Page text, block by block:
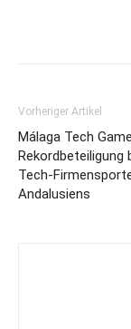
Vorheriger Artikel
Málaga Tech
Rekordbeteiligung
Tech-
Andalusiens